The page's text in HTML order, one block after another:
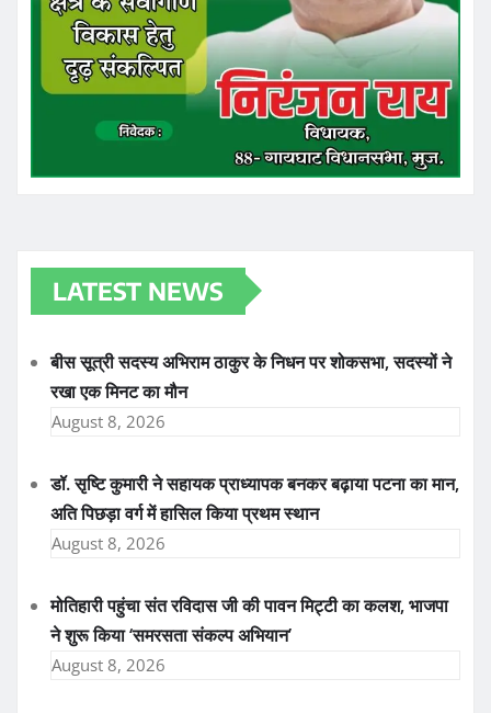
LATEST NEWS
बीस सूत्री सदस्य अभिराम ठाकुर के निधन पर शोकसभा, सदस्यों ने
रखा एक मिनट का मौन
August 8, 2026
डॉ. सृष्टि कुमारी ने सहायक प्राध्यापक बनकर बढ़ाया पटना का मान,
अति पिछड़ा वर्ग में हासिल किया प्रथम स्थान
August 8, 2026
मोतिहारी पहुंचा संत रविदास जी की पावन मिट्टी का कलश, भाजपा
ने शुरू किया ‘समरसता संकल्प अभियान’
August 8, 2026